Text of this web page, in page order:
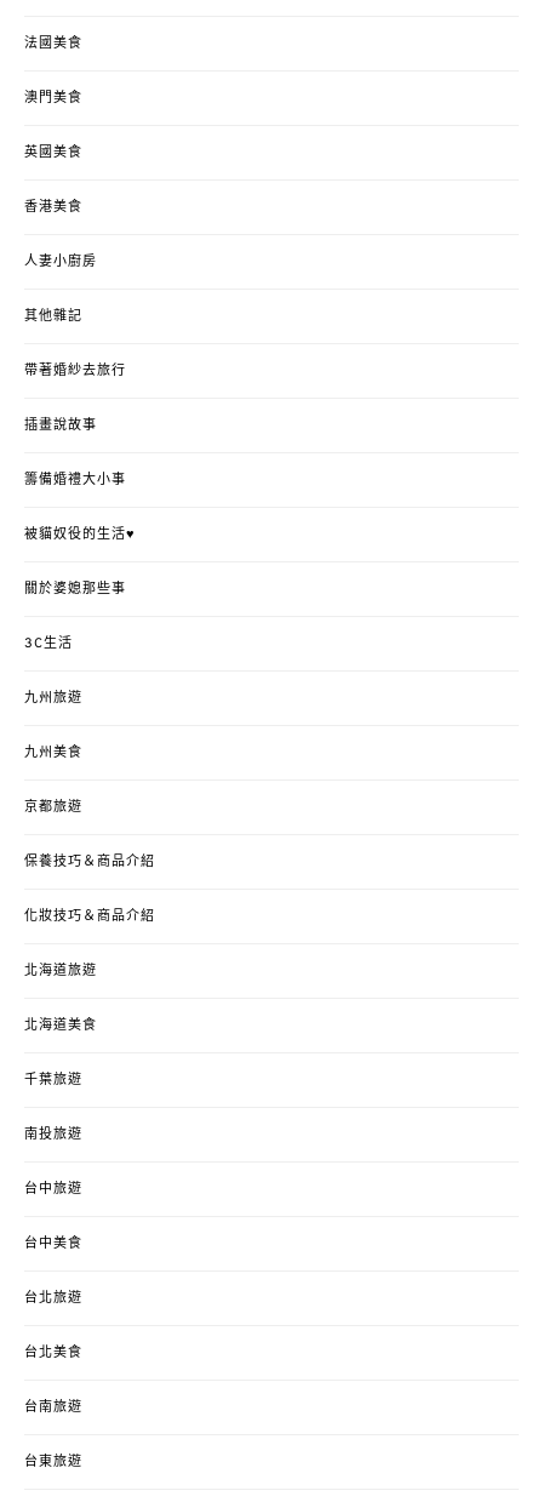
法國美食
澳門美食
英國美食
香港美食
人妻小廚房
其他雜記
帶著婚紗去旅行
插畫說故事
籌備婚禮大小事
被貓奴役的生活♥
關於婆媳那些事
3C生活
九州旅遊
九州美食
京都旅遊
保養技巧＆商品介紹
化妝技巧＆商品介紹
北海道旅遊
北海道美食
千葉旅遊
南投旅遊
台中旅遊
台中美食
台北旅遊
台北美食
台南旅遊
台東旅遊